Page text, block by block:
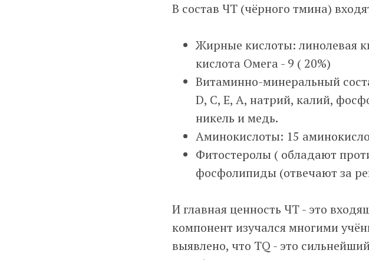
В состав ЧТ (чёрного тмина)
Жирные кислоты: линолевая
кислота Омега - 9 ( 20%)
Витаминно-минеральный
D, С, Е, A, натрий, калий,
никель и медь.
Аминокислоты: 15
Фитостеролы ( обладают
фосфолипиды (отвечают за
И главная ценность ЧТ - это
компонент изучался многими
выявлено, что TQ - это